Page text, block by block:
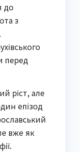
до
з
перед
ріст, але
епізод
вже як